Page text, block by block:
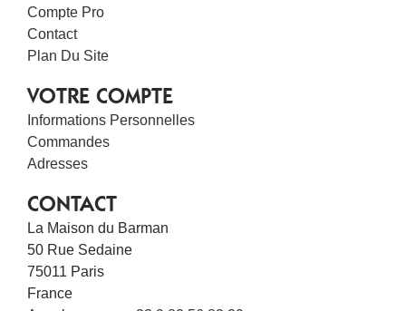
Compte Pro
Contact
Plan Du Site
VOTRE COMPTE
Informations Personnelles
Commandes
Adresses
CONTACT
La Maison du Barman
50 Rue Sedaine
75011 Paris
France